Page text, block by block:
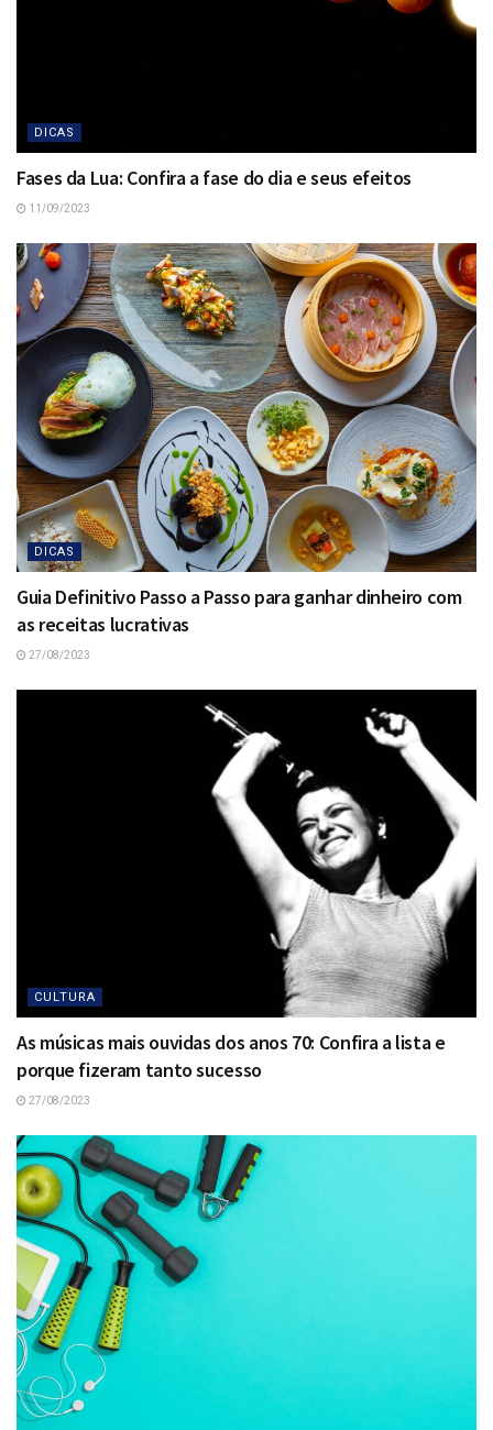
DICAS
Fases da Lua: Confira a fase do dia e seus efeitos
11/09/2023
DICAS
Guia Definitivo Passo a Passo para ganhar dinheiro com
as receitas lucrativas
27/08/2023
CULTURA
As músicas mais ouvidas dos anos 70: Confira a lista e
porque fizeram tanto sucesso
27/08/2023